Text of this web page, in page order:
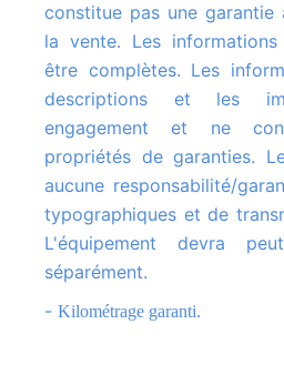
constitue pas une
la vente. Les
être complètes. Les
descriptions et les
engagement et ne
propriétés de garanties.
aucune responsabilité/
typographiques et de
L'équipement devra
séparément.
Kilométrage garanti.